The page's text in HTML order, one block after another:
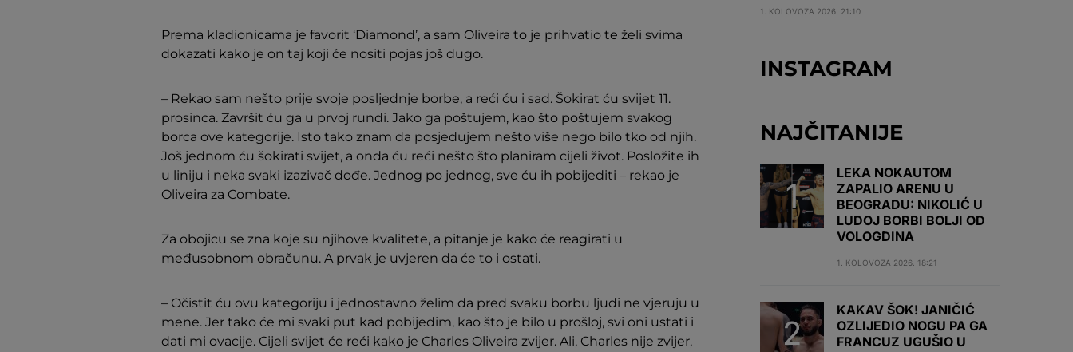
Prema kladionicama je favorit ‘Diamond’, a sam Oliveira to je prihvatio te želi svima
dokazati kako je on taj koji će nositi pojas još dugo.
– Rekao sam nešto prije svoje posljednje borbe, a reći ću i sad. Šokirat ću svijet 11.
prosinca. Završit ću ga u prvoj rundi. Jako ga poštujem, kao što poštujem svakog
borca ove kategorije. Isto tako znam da posjedujem nešto više nego bilo tko od njih.
Još jednom ću šokirati svijet, a onda ću reći nešto što planiram cijeli život. Posložite ih
u liniju i neka svaki izazivač dođe. Jednog po jednog, sve ću ih pobijediti – rekao je
Oliveira za Combate.
Za obojicu se zna koje su njihove kvalitete, a pitanje je kako će reagirati u
međusobnom obračunu. A prvak je uvjeren da će to i ostati.
– Očistit ću ovu kategoriju i jednostavno želim da pred svaku borbu ljudi ne vjeruju u
mene. Jer tako će mi svaki put kad pobijedim, kao što je bilo u prošloj, svi oni ustati i
dati mi ovacije. Cijeli svijet će reći kako je Charles Oliveira zvijer. Ali, Charles nije zvijer,
1. KOLOVOZA 2026. 21:10
INSTAGRAM
NAJČITANIJE
LEKA NOKAUTOM
ZAPALIO ARENU U
BEOGRADU: NIKOLIĆ U
LUDOJ BORBI BOLJI OD
VOLOGDINA
1. KOLOVOZA 2026. 18:21
KAKAV ŠOK! JANIČIĆ
OZLIJEDIO NOGU PA GA
FRANCUZ UGUŠIO U